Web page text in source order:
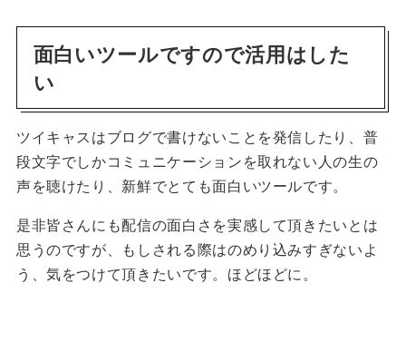
面白いツールですので活用はした
い
ツイキャスはブログで書けないことを発信したり、普
段文字でしかコミュニケーションを取れない人の生の
声を聴けたり、新鮮でとても面白いツールです。
是非皆さんにも配信の面白さを実感して頂きたいとは
思うのですが、もしされる際はのめり込みすぎないよ
う、気をつけて頂きたいです。ほどほどに。